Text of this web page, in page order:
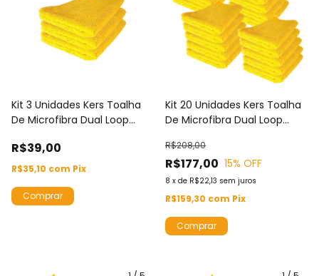
Kit 3 Unidades Kers Toalha
De Microfibra Dual Loop
Amarela Com Borda
R$39,00
R$35,10 com Pix
Kit 20 Unidades Kers Toalha
De Microfibra Dual Loop
Amarela Com Borda
R$177,00
R$208,00
15% OFF
8 x de R$22,13 sem juros
R$159,30 com Pix